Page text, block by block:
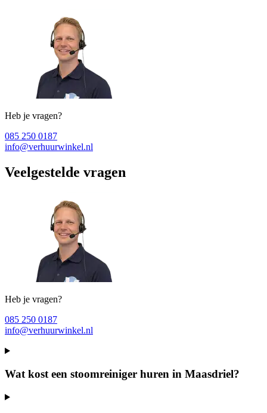
Heb je vragen?
085 250 0187
info@verhuurwinkel.nl
Veelgestelde vragen
Heb je vragen?
085 250 0187
info@verhuurwinkel.nl
Wat kost een stoomreiniger huren in Maasdriel?